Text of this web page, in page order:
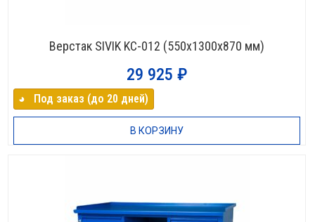
Верстак SIVIK KC-012 (550х1300х870 мм)
29 925 ₽
◕⠀Под заказ (до 20 дней)
В КОРЗИНУ